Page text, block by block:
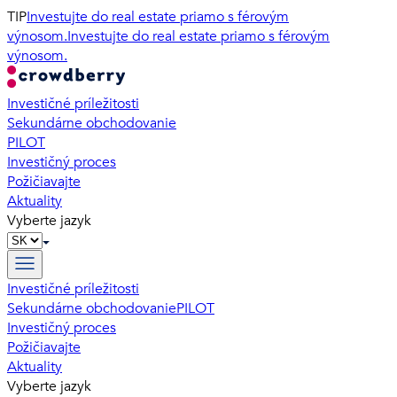
TIPInvestujte do real estate priamo s férovým
výnosom.Investujte do real estate priamo s férovým
výnosom.
Investičné príležitosti
Sekundárne obchodovanie
PILOT
Investičný proces
Požičiavajte
Aktuality
Vyberte jazyk
Investičné príležitosti
Sekundárne obchodovaniePILOT
Investičný proces
Požičiavajte
Aktuality
Vyberte jazyk